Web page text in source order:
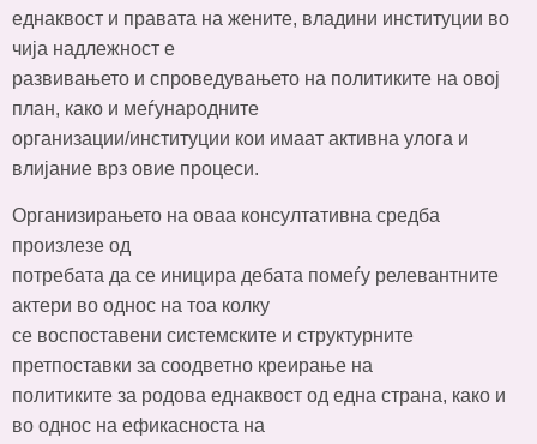
еднаквост и правата на жените, владини институции во
чија надлежност е
развивањето и спроведувањето на политиките на овој
план, како и меѓународните
организации/институции кои имаат активна улога и
влијание врз овие процеси.
Организирањето на оваа консултативна средба
произлезе од
потребата да се иницира дебата помеѓу релевантните
актери во однос на тоа колку
се воспоставени системските и структурните
претпоставки за соодветно креирање на
политиките за родова еднаквост од една страна, како и
во однос на ефикасноста на